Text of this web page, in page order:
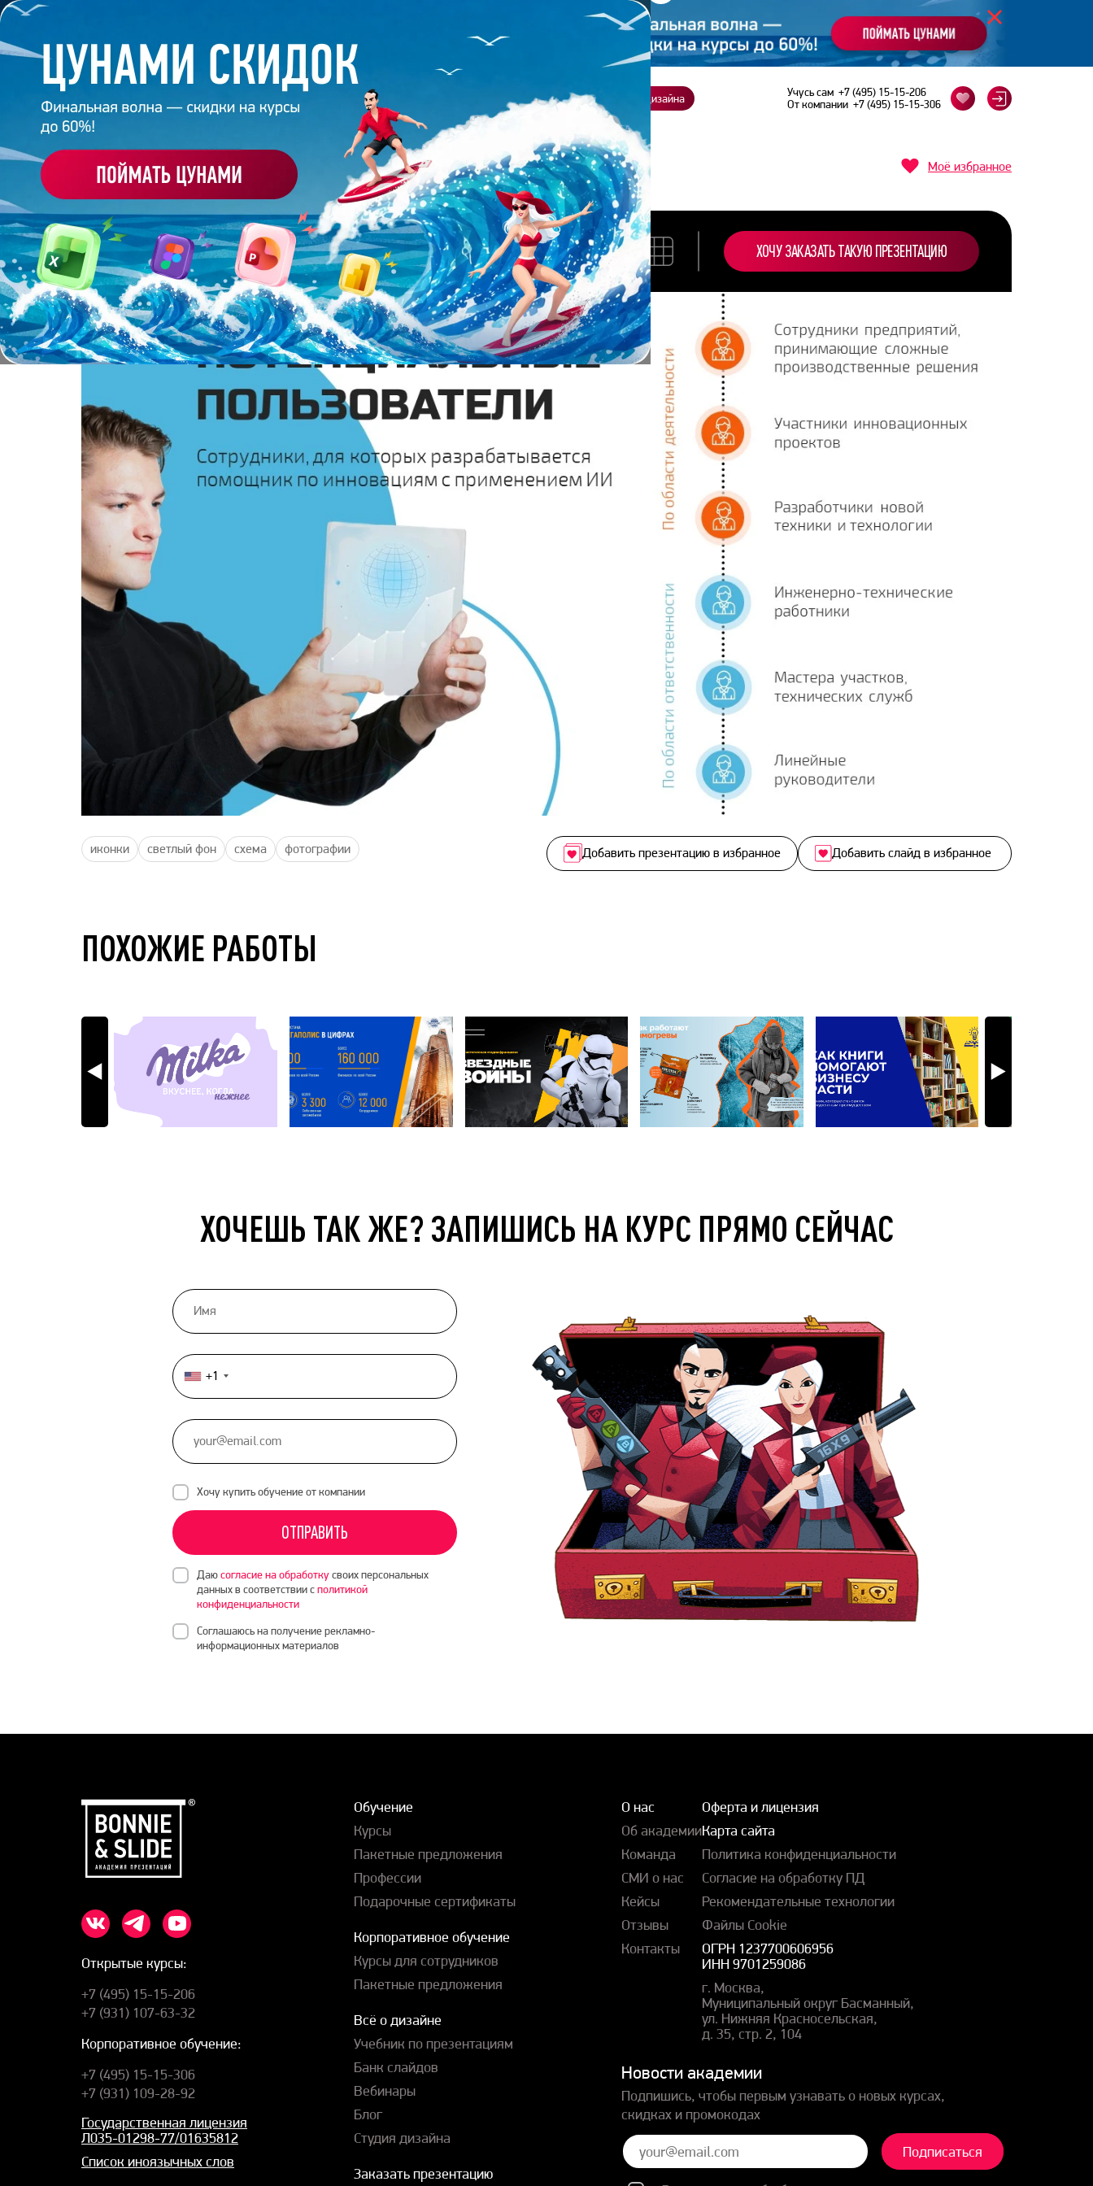
Корпоративное обучение Заказать презентацию Студия дизайна Учусь сам +7 (495) 15-15-206
От компании +7 (495) 15-15-306
Главная Презентация 607 – Сирарпи П.
ПРЕЗЕНТАЦИЯ 607 - СИРАРПИ П. Моё избранное
Работа
студента
ХОЧУ ЗАКАЗАТЬ ТАКУЮ ПРЕЗЕНТАЦИЮ
иконки светлый фон схема фотографии Добавить презентацию в избранное Добавить слайд в избранное
ПОХОЖИЕ РАБОТЫ
ХОЧЕШЬ ТАК ЖЕ? ЗАПИШИСЬ НА КУРС ПРЯМО СЕЙЧАС
United
States
+1
Хочу купить обучение от компании
ОТПРАВИТЬ
Даюсогласие на обработкусвоих персональных
данных в соответствии сполитикой
конфиденциальности
Соглашаюсь на получение рекламно-
информационных материалов
Открытые курсы:
+7 (495) 15-15-206
+7 (931) 107-63-32
Корпоративное обучение:
+7 (495) 15-15-306
+7 (931) 109-28-92
Государственная лицензия
Л035-01298-77/01635812
Список иноязычных слов
Обучение
Курсы
Пакетные предложения
Профессии
Подарочные сертификаты
Корпоративное обучение
Курсы для сотрудников
Пакетные предложения
Всё о дизайне
Учебник по презентациям
Банк слайдов
Вебинары
Блог
Студия дизайна
Заказать презентацию
О нас
Об академии
Команда
СМИ о нас
Кейсы
Отзывы
Контакты
Оферта и лицензия
Карта сайта
Политика конфиденциальности
Согласие на обработку ПД
Рекомендательные технологии
Файлы Cookie
ОГРН 1237700606956
ИНН 9701259086
г. Москва,
Муниципальный округ Басманный,
ул. Нижняя Красносельская,
д. 35, стр. 2, 104
Новости академии
Подпишись, чтобы первым узнавать о новых курсах,
скидках и промокодах
Подписаться